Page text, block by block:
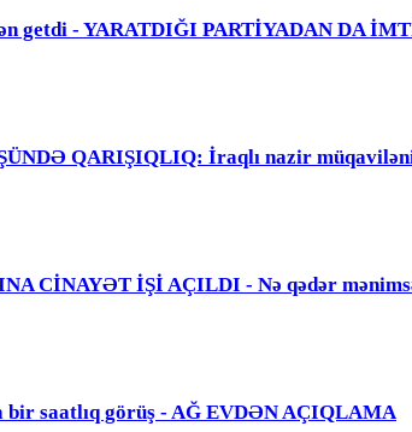
getdi - YARATDIĞI PARTİYADAN DA
QARIŞIQLIQ: İraqlı nazir
CİNAYƏT İŞİ AÇILDI - Nə qədər
bir saatlıq görüş - AĞ EVDƏN AÇIQLAMA